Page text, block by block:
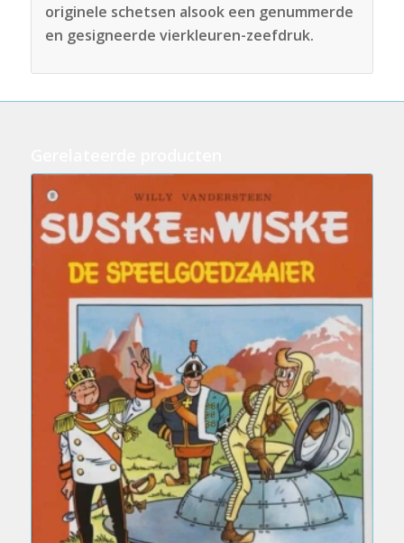
originele schetsen alsook een genummerde
en gesigneerde vierkleuren-zeefdruk.